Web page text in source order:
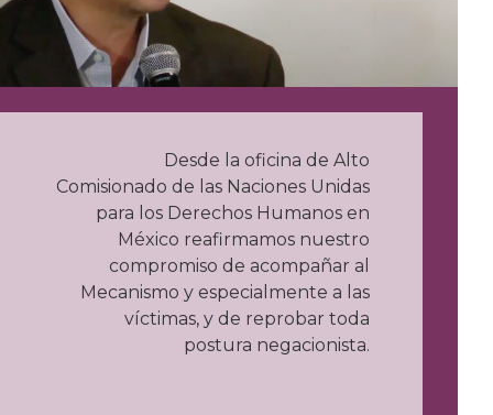
Desde la oficina de Alto
Comisionado de las Naciones Unidas
para los Derechos Humanos en
México reafirmamos nuestro
compromiso de acompañar al
Mecanismo y especialmente a las
víctimas, y de reprobar toda
postura negacionista.